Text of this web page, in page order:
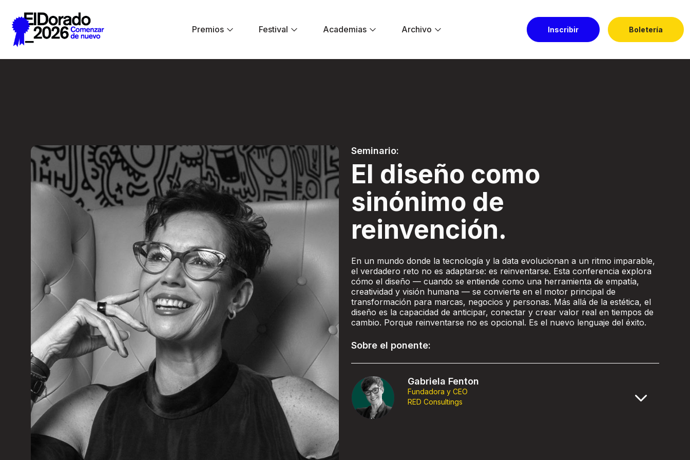
Premios
Festival Academias Archivo Inscribir Boletería
Seminario:
El diseño como
sinónimo de
reinvención.
En un mundo donde la tecnología y la data evolucionan a un ritmo imparable,
el verdadero reto no es adaptarse: es reinventarse. Esta conferencia explora
cómo el diseño — cuando se entiende como una herramienta de empatía,
creatividad y visión humana — se convierte en el motor principal de
transformación para marcas, negocios y personas. Más allá de la estética, el
diseño es la capacidad de anticipar, conectar y crear valor real en tiempos de
cambio. Porque reinventarse no es opcional. Es el nuevo lenguaje del éxito.
Sobre el ponente:
Gabriela Fenton
Fundadora y CEO
RED Consultings